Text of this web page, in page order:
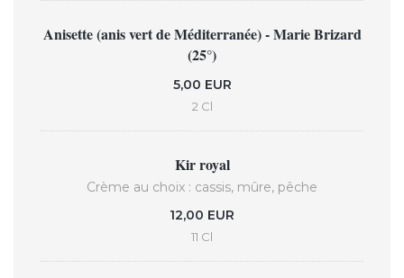
Anisette (anis vert de Méditerranée) - Marie Brizard
(25°)
5,00 EUR
2 Cl
Kir royal
Crème au choix : cassis, mûre, pêche
12,00 EUR
11 Cl